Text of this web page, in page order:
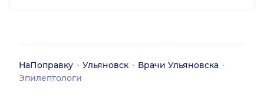
НаПоправку Ульяновск
Врачи Ульяновска
Эпилептологи